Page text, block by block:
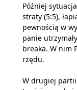
Później
straty (5:5),
pewnością w
panie
breaka. W nim
rzędu.
W drugiej partii